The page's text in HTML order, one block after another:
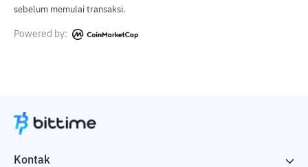
sebelum memulai transaksi.
Powered by:
Kontak